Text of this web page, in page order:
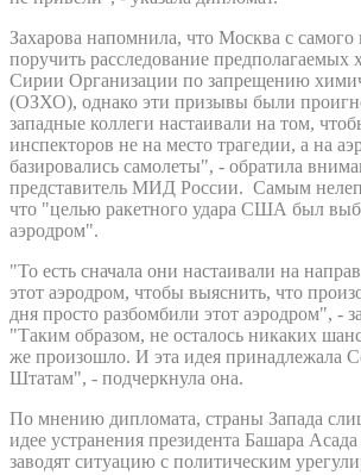
Захарова напомнила, что Москва с самого
поручить расследование предполагаемых
Сирии Организации по запрещению
(ОЗХО), однако эти призывы были
западные коллеги настаивали на том,
инспекторов не на место трагедии, а на
базировались самолеты", - обратила
представитель МИД России. Самым
что "целью ракетного удара США был
аэродром".
"То есть сначала они настаивали на
этот аэродром, чтобы выяснить, что
дня просто разбомбили этот аэродром", -
"Таким образом, не осталось никаких
же произошло. И эта идея принадлежала
Штатам", - подчеркнула она.
По мнению дипломата, страны Запада
идее устранения президента Башара
заводят ситуацию с политическим